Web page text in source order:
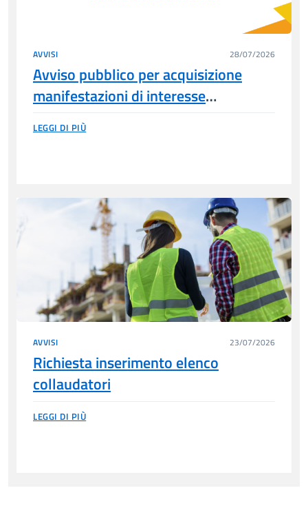
AVVISI 28/07/2026
Avviso pubblico per acquisizione
manifestazioni di interesse
all’eventuale comando presso
l’azienda ospedaliero-universitaria
LEGGI DI PIÙ
AVVISI 23/07/2026
Richiesta inserimento elenco
collaudatori
LEGGI DI PIÙ